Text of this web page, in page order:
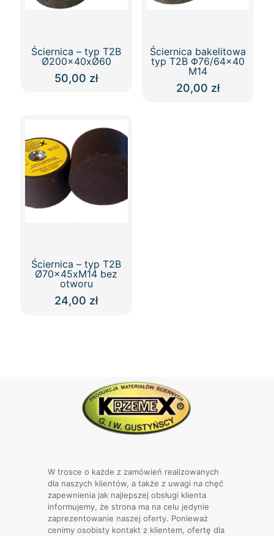
Ściernica – typ T2B
Ø200x40xØ60
50,00 zł
wiele
wariantów.
Opcje
można
stronie
produktu
Ściernica bakelitowa
typ T2B Φ76/64×40
M14
20,00 zł
Ściernica – typ T2B
Ø70x45xM14 bez
otworu
24,00 zł
wybrać
na
stronie
produktu
W trosce o każde z zamówień realizowanych
dla naszych klientów, a także z uwagi na chęć
zapewnienia jak najlepszej obsługi klienta
informujemy, że strona ma na celu jedynie
zaprezentowanie naszej oferty. Ponieważ
cenimy osobisty kontakt z klientem, ofertę dla